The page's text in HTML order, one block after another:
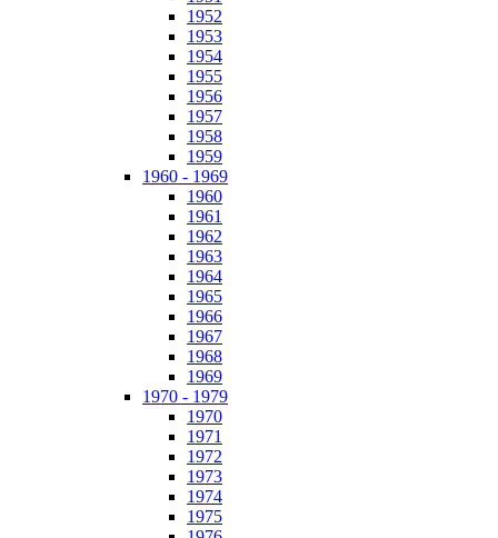
1952
1953
1954
1955
1956
1957
1958
1959
1960 - 1969
1960
1961
1962
1963
1964
1965
1966
1967
1968
1969
1970 - 1979
1970
1971
1972
1973
1974
1975